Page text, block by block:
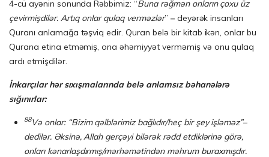
4-cü ayənin sonunda Rəbbimiz: “Buna rəğmən onların çoxu üz
çevirmişdilər. Artıq onlar qulaq verməzlər” – deyərək insanları
Quranı anlamağa təşviq edir. Quran belə bir kitab ikən, onlar bu
Qurana etina etməmiş, ona əhəmiyyət verməmiş və onu qulaq
ardı etmişdilər.
İnkarçılar hər sıxışmalarında belə anlamsız bəhanələrə
sığınırlar:
88Və onlar: “Bizim qəlblərimiz bağlıdır/heç bir şey işləməz”–
dedilər. Əksinə, Allah gerçəyi bilərək rədd etdiklərinə görə,
onları kənarlaşdırmış/mərhəmətindən məhrum buraxmışdır.